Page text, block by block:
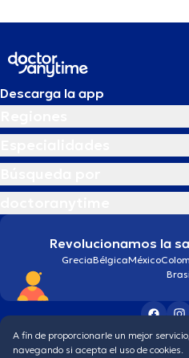
Descarga la app
Revolucionamos la
GreciaBélgicaMéxico
Condiciones generales
Política de
A fin de proporcionarle un mejor
navegando si acepta el uso de cookies.